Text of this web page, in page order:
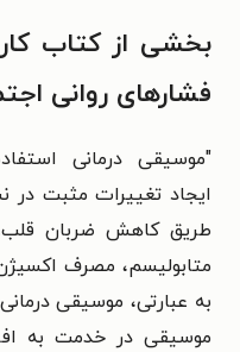
بخشی از کتاب
فشارهای روانی
"موسیقی درمانی
ایجاد تغییرات مثبت در
طریق کاهش ضربان
متابولیسم، مصرف
به عبارتی، موسیقی
موسیقی در خدمت به